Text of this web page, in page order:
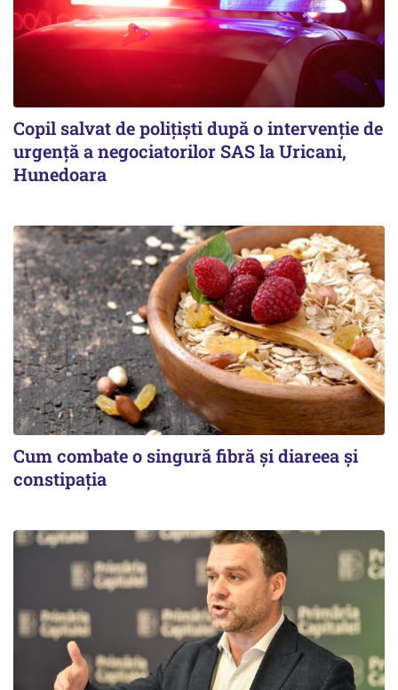
Copil salvat de polițiști după o intervenție de
urgență a negociatorilor SAS la Uricani,
Hunedoara
Cum combate o singură fibră și diareea și
constipația